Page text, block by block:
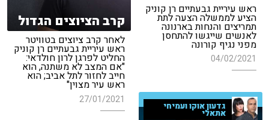
ראש עיריית גבעתיים רן קוניק
הציע לממשלה הצעה לתת
תמריצים והנחות בארנונה
לאנשים שייגשו להתחסן
מפני נגיף קורונה
04/02/2021
קרב הציוצים הגדול
לאחר קרב ציוצים בטוויטר
ראש עיריית גבעתיים רן קוניק
החליט לפרגן לרון חולדאי:
"אם המצב לא משתנה, הוא
חייב לחזור לתל אביב; הוא
ראש עיר מצוין"
27/01/2021
גדעון אוקו ועמיחי
אתאלי